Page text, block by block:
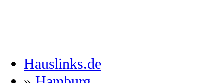
Hauslinks.de